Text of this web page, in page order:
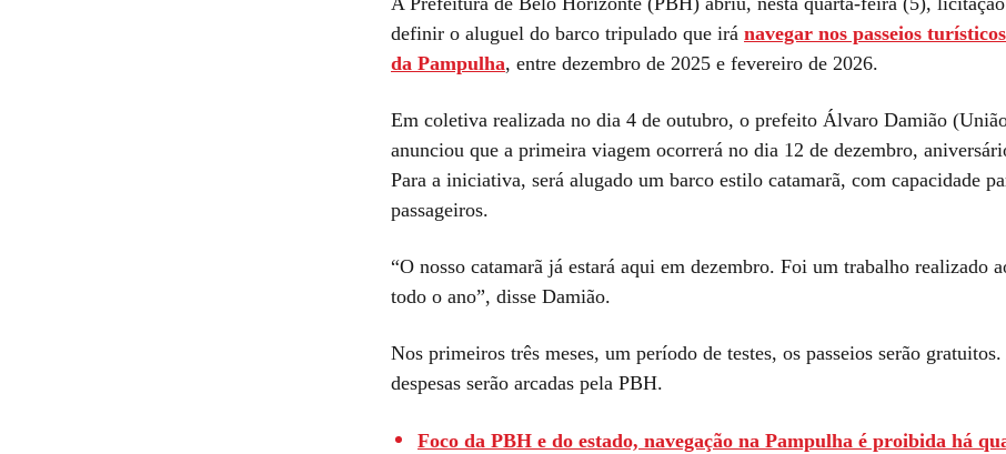
definir o aluguel do barco tripulado que irá navegar nos passeios
da Pampulha, entre dezembro de 2025 e fevereiro de 2026.
Em coletiva realizada no dia 4 de outubro, o prefeito Álvaro Damião
anunciou que a primeira viagem ocorrerá no dia 12 de dezembro,
Para a iniciativa, será alugado um barco estilo catamarã, com capacidade
passageiros.
“O nosso catamarã já estará aqui em dezembro. Foi um trabalho realizado
todo o ano”, disse Damião.
Nos primeiros três meses, um período de testes, os passeios serão
despesas serão arcadas pela PBH.
Foco da PBH e do estado, navegação na Pampulha é proibida há